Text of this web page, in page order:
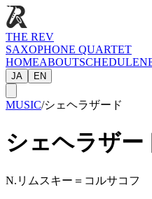
THE REV
SAXOPHONE QUARTET
HOMEABOUTSCHEDULE
JA EN
MUSIC/シェヘラザード
シェヘラザー
N.リムスキー＝コルサコフ